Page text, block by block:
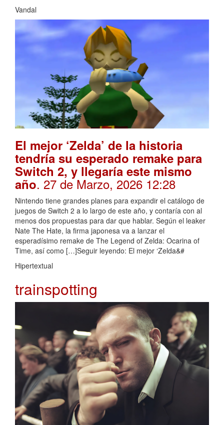
Vandal
El mejor ‘Zelda’ de la historia
tendría su esperado remake para
Switch 2, y llegaría este mismo
año. 27 de Marzo, 2026 12:28
Nintendo tiene grandes planes para expandir el catálogo de
juegos de Switch 2 a lo largo de este año, y contaría con al
menos dos propuestas para dar que hablar. Según el leaker
Nate The Hate, la firma japonesa va a lanzar el
esperadísimo remake de The Legend of Zelda: Ocarina of
Time, así como […]Seguir leyendo: El mejor ‘Zelda&#
Hipertextual
trainspotting